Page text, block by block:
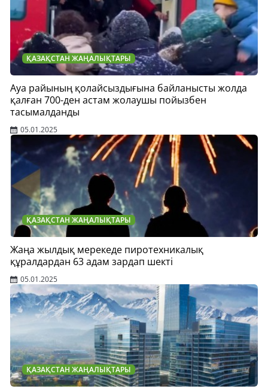
ҚАЗАҚСТАН ЖАҢАЛЫҚТАРЫ
Ауа райының қолайсыздығына байланысты жолда
қалған 700-ден астам жолаушы пойызбен
тасымалданды
05.01.2025
ҚАЗАҚСТАН ЖАҢАЛЫҚТАРЫ
Жаңа жылдық мерекеде пиротехникалық
құралдардан 63 адам зардап шекті
05.01.2025
ҚАЗАҚСТАН ЖАҢАЛЫҚТАРЫ